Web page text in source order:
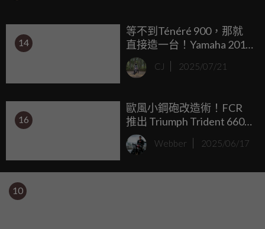
14
等不到Ténéré 900，那就
直接造一台！Yamaha 2019
MT-09 Rally Raid by
Purpose Built Moto
CJ 2025/07/21
16
歐風小鋼砲改造術！FCR
推出 Triumph Trident 660
專屬 Cafe Racer 套件
Webber 2025/06/17
10